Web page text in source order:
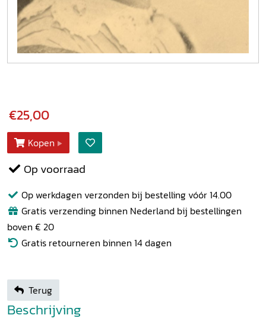
€25,00
Kopen
Op voorraad
Op werkdagen verzonden bij bestelling vóór 14.00
Gratis verzending binnen Nederland bij bestellingen
boven € 20
Gratis retourneren binnen 14 dagen
Terug
Beschrijving